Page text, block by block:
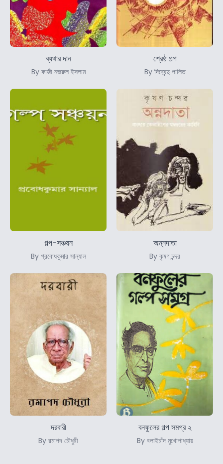
ব্যথার দান
By কাজী নজরুল ইসলাম
শ্রেষ্ঠ গল্প
By দিব্যেন্দু পালিত
গল্প-সঞ্চয়ন
By প্রবোধকুমার সান্যাল
অন্নদাতা
By কৃষণ চন্দর
দরবারী
By রমাপদ চৌধুরী
বনফুলের গল্প সমগ্র ২
By বলাইচাঁদ মুখোপাধ্যায়